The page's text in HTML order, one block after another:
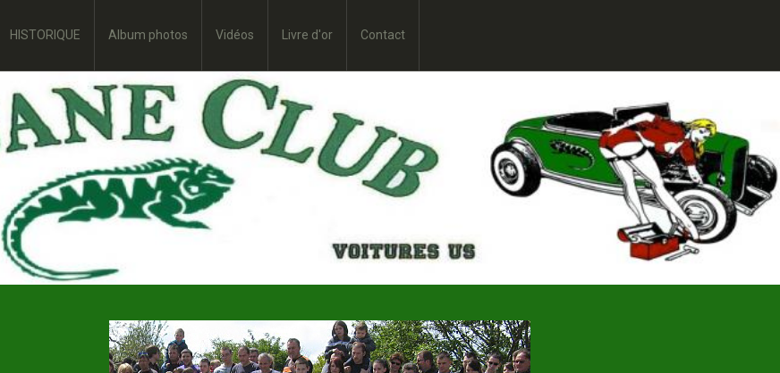
HISTORIQUE Album photos Vidéos Livre d'or Contact